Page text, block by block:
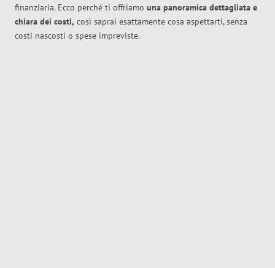
finanziaria. Ecco perché ti offriamo una panoramica dettagliata e
chiara dei costi, così saprai esattamente cosa aspettarti, senza
costi nascosti o spese impreviste.